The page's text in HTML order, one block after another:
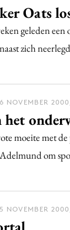
Oats
geleden
zich
NOVEMBER
het
moeite met
om
NOVEMBER